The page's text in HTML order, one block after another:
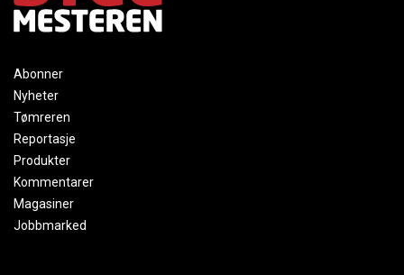
Abonner
Nyheter
Tømreren
Reportasje
Produkter
Kommentarer
Magasiner
Jobbmarked